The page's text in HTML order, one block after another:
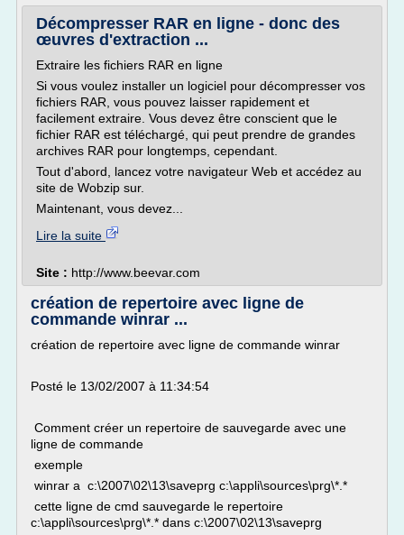
Décompresser RAR en ligne - donc des
œuvres d'extraction ...
Extraire les fichiers RAR en ligne
Si vous voulez installer un logiciel pour décompresser vos
fichiers RAR, vous pouvez laisser rapidement et
facilement extraire. Vous devez être conscient que le
fichier RAR est téléchargé, qui peut prendre de grandes
archives RAR pour longtemps, cependant.
Tout d'abord, lancez votre navigateur Web et accédez au
site de Wobzip sur.
Maintenant, vous devez...
Lire la suite
Site : http://www.beevar.com
création de repertoire avec ligne de
commande winrar ...
création de repertoire avec ligne de commande winrar
Posté le 13/02/2007 à 11:34:54
Comment créer un repertoire de sauvegarde avec une
ligne de commande
exemple
winrar a c:\2007\02\13\saveprg c:\appli\sources\prg\*.*
cette ligne de cmd sauvegarde le repertoire
c:\appli\sources\prg\*.* dans c:\2007\02\13\saveprg